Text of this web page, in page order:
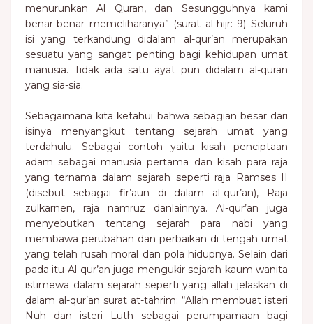
menurunkan Al Quran, dan Sesungguhnya kami
benar-benar memeliharanya” (surat al-hijr: 9) Seluruh
isi yang terkandung didalam al-qur’an merupakan
sesuatu yang sangat penting bagi kehidupan umat
manusia. Tidak ada satu ayat pun didalam al-quran
yang sia-sia.
Sebagaimana kita ketahui bahwa sebagian besar dari
isinya menyangkut tentang sejarah umat yang
terdahulu. Sebagai contoh yaitu kisah penciptaan
adam sebagai manusia pertama dan kisah para raja
yang ternama dalam sejarah seperti raja Ramses II
(disebut sebagai fir’aun di dalam al-qur’an), Raja
zulkarnen, raja namruz danlainnya. Al-qur’an juga
menyebutkan tentang sejarah para nabi yang
membawa perubahan dan perbaikan di tengah umat
yang telah rusah moral dan pola hidupnya. Selain dari
pada itu Al-qur’an juga mengukir sejarah kaum wanita
istimewa dalam sejarah seperti yang allah jelaskan di
dalam al-qur’an surat at-tahrim: “Allah membuat isteri
Nuh dan isteri Luth sebagai perumpamaan bagi